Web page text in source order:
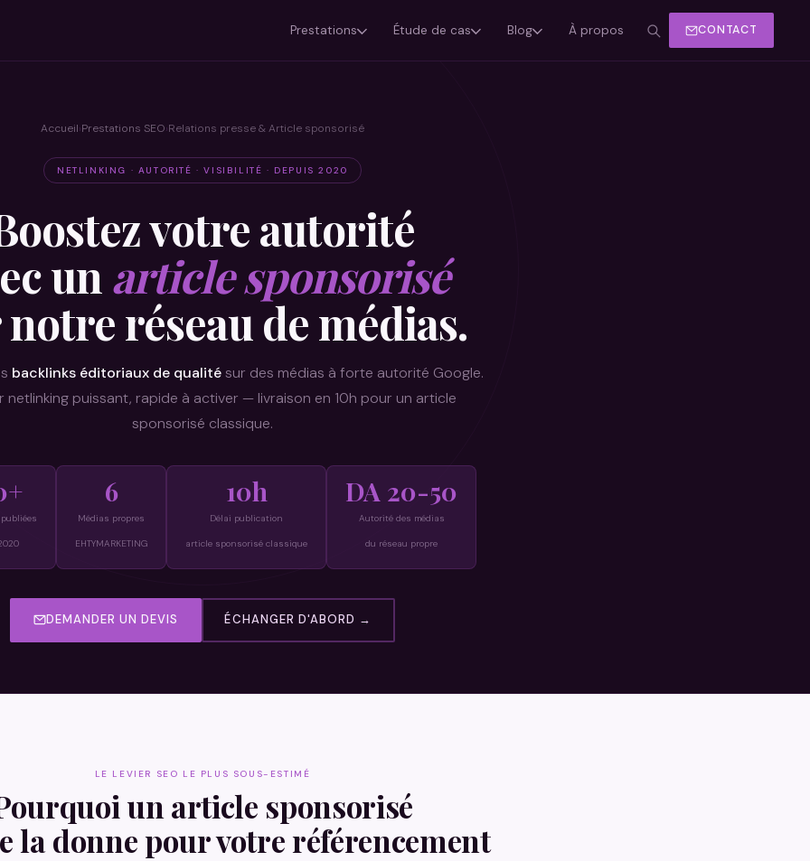
Prestations Étude de cas Blog À propos CONTACT
Accueil›Prestations SEO›Relations presse & Article sponsorisé
NETLINKING · AUTORITÉ · VISIBILITÉ · DEPUIS 2020
votre autorité
un article sponsorisé
réseau de médias.
backlinks éditoriaux de qualitésur des médias à forte autorité Google.
netlinking puissant, rapide à activer — livraison en 10h pour un article
sponsorisé classique.
6
Médias propres
EHTYMARKETING
10h
Délai publication
article sponsorisé classique
DA 20-50
Autorité des médias
du réseau propre
DEMANDER UN DEVIS ÉCHANGER D'ABORD →
LE LEVIER SEO LE PLUS SOUS-ESTIMÉ
un article sponsorisé
la donne pour votre référencement